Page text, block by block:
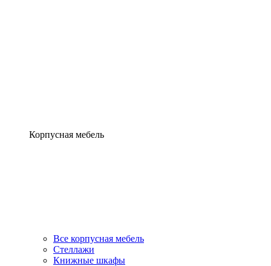
Корпусная мебель
Все корпусная мебель
Стеллажи
Книжные шкафы